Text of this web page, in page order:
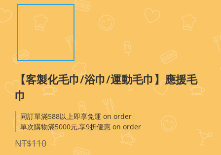
【客製化毛巾/浴巾/運動毛巾】應援毛
巾
同訂單滿588以上即享免運 on order
單次購物滿5000元,享9折優惠 on order
NT$110